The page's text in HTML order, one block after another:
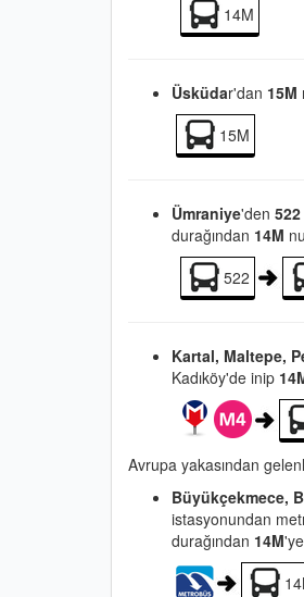
14M
Üsküdar'dan 15M
15M
Ümraniye'den 522
durağından 14M
522
Kartal, Maltepe,
Kadıköy'de inip
Avrupa yakasından
Büyükçekmece,
istasyonundan
durağından 14M